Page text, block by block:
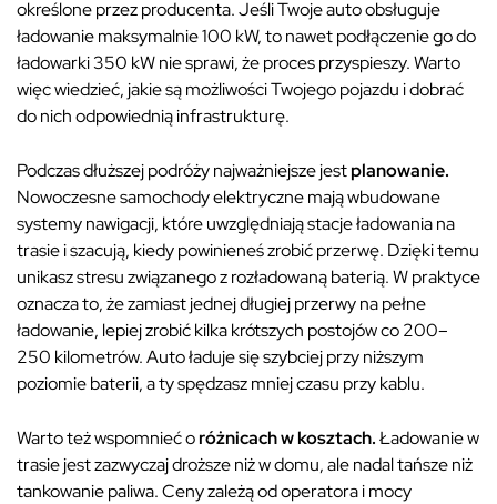
określone przez producenta. Jeśli Twoje auto obsługuje
ładowanie maksymalnie 100 kW, to nawet podłączenie go do
ładowarki 350 kW nie sprawi, że proces przyspieszy. Warto
więc wiedzieć, jakie są możliwości Twojego pojazdu i dobrać
do nich odpowiednią infrastrukturę.
Podczas dłuższej podróży najważniejsze jestplanowanie.
Nowoczesne samochody elektryczne mają wbudowane
systemy nawigacji, które uwzględniają stacje ładowania na
trasie i szacują, kiedy powinieneś zrobić przerwę. Dzięki temu
unikasz stresu związanego z rozładowaną baterią. W praktyce
oznacza to, że zamiast jednej długiej przerwy na pełne
ładowanie, lepiej zrobić kilka krótszych postojów co 200–
250 kilometrów. Auto ładuje się szybciej przy niższym
poziomie baterii, a ty spędzasz mniej czasu przy kablu.
Warto też wspomnieć oróżnicach w kosztach.Ładowanie w
trasie jest zazwyczaj droższe niż w domu, ale nadal tańsze niż
tankowanie paliwa. Ceny zależą od operatora i mocy